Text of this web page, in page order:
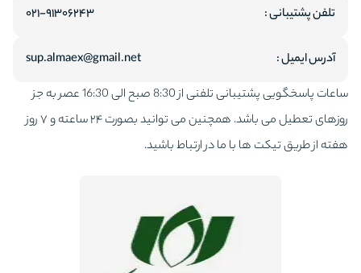
تلفن پشتیبانی : ۰۲۱-۹۱۳۰۶۲۴۳
آدرس ایمیل :
sup.almaex@gmail.net
ساعات پاسخگویی پشتیبانی تلفنی از 8:30 صبح الی 16:30 عصر به جز
روزهای تعطیل می باشد. همچنین می توانید بصورت ۲۴ ساعته و ۷ روز
هفته از طریق تیکت ها با ما در ارتباط باشید.